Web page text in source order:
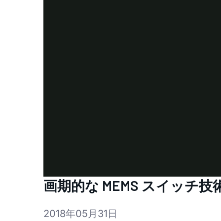
画期的な MEMS スイッチ技
2018年05月31日